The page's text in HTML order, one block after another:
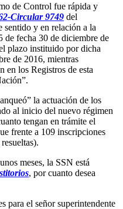
de Control fue rápida y
Circular 9749 del
y en relación a la
de fecha 30 de diciembre de
plazo instituido por dicha
de 2016, mientras
en los Registros de esta
la actuación de los
al inicio del nuevo régimen
tengan en trámite el
frente a 109 inscripciones
meses, la SSN está
, por cuanto desea
para el señor superintendente